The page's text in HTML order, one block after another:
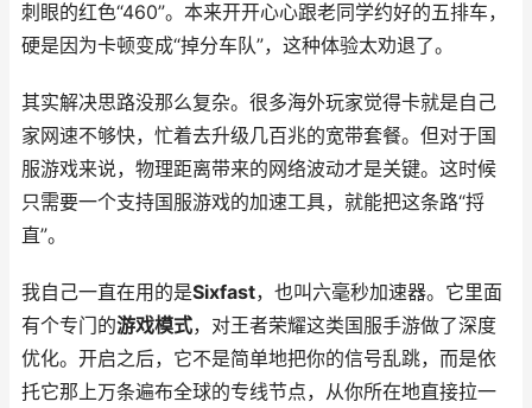
刺眼的红色“460”。本来开开心心跟老同学约好的五排车，
硬是因为卡顿变成“掉分车队”，这种体验太劝退了。
其实解决思路没那么复杂。很多海外玩家觉得卡就是自己
家网速不够快，忙着去升级几百兆的宽带套餐。但对于国
服游戏来说，物理距离带来的网络波动才是关键。这时候
只需要一个支持国服游戏的加速工具，就能把这条路“捋
直”。
我自己一直在用的是Sixfast，也叫六毫秒加速器。它里面
有个专门的游戏模式，对王者荣耀这类国服手游做了深度
优化。开启之后，它不是简单地把你的信号乱跳，而是依
托它那上万条遍布全球的专线节点，从你所在地直接拉一